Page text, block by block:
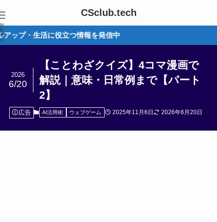
CSclub.tech
M
E
N
U
に役立つ情報を発信中
【ことわざクイズ】4コマ漫画で
解説｜意味・日常例まで【パート
2】
2026
6/20
広告 AI活用術 ウェブゲーム 2025年11月6日 2026年6月20日